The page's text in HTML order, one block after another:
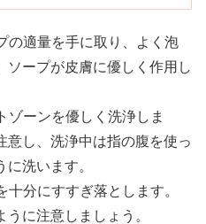
の適量を手に取り、よく泡
ソープが皮膚に優しく作用し
ゾーンを優しく洗浄しま
意し、洗浄中は指の腹を使っ
洗います。
分にすすぎ落とします。
に注意しましょう。